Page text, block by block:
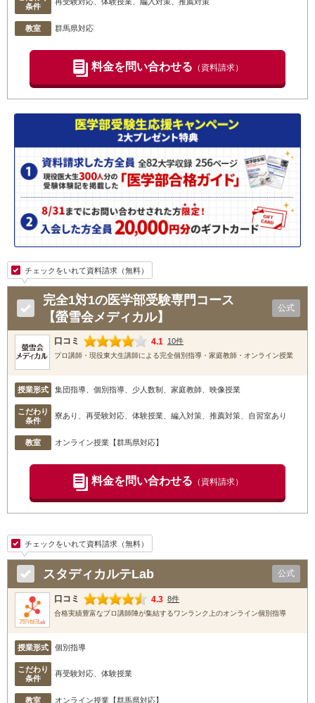
条件
教室 群馬県対応
料金を問い合わせる （資料請求）
チェックをいれて資料請求（無料）
完全1対1の医学部受験専門コース
【螢雪会メディカル】
公式
口コミ 4.1 10件
プロ講師・現役東大生講師による完全個別指導・家庭教師・オンライン授業
授業形式 集団指導、個別指導、少人数制、家庭教師、映像授業
こだわり
条件
寮あり、再受験対応、体験授業、編入対策、推薦対策、自習室あり
教室 オンライン授業【群馬県対応】
料金を問い合わせる （資料請求）
チェックをいれて資料請求（無料）
スタディカルテLab 公式
口コミ 4.3 8件
合格実績豊富なプロ講師陣が集結するワンランク上のオンライン個別指導
授業形式 個別指導
こだわり
条件
再受験対応、体験授業
教室 オンライン授業【群馬県対応】